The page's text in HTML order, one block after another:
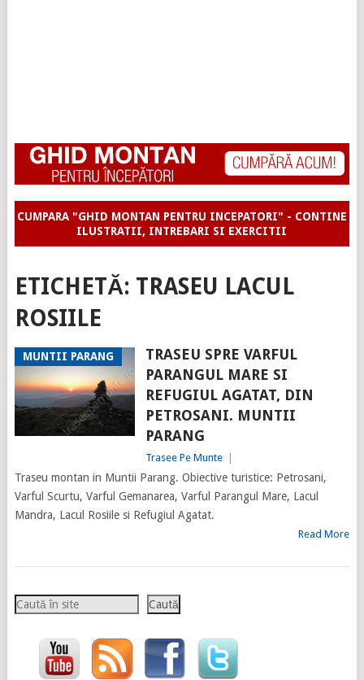
CUMPARA "GHID MONTAN PENTRU INCEPATORI" - CONTINE
ILUSTRATII, INTREBARI SI EXERCITII
ETICHETĂ: TRASEU LACUL
ROSIILE
MUNTII PARANG
TRASEU SPRE VARFUL
PARANGUL MARE SI
REFUGIUL AGATAT, DIN
PETROSANI. MUNTII
PARANG
Trasee Pe Munte
Traseu montan in Muntii Parang. Obiective turistice: Petrosani,
Varful Scurtu, Varful Gemanarea, Varful Parangul Mare, Lacul
Mandra, Lacul Rosiile si Refugiul Agatat.
Read More
Caută Caută